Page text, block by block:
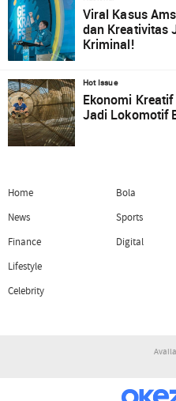
Viral Kasus
dan Kreativitas
Kriminal!
Hot Issue
Ekonomi
Jadi Lokomotif
Home
News
Finance
Lifestyle
Celebrity
Bola
Sports
Digital